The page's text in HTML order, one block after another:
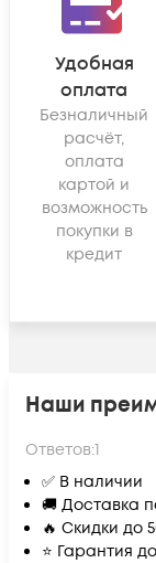
Удобная
оплата
Безналичный
расчёт,
оплата
картой и
возможность
покупки в
кредит
Наши
Ответов:1
✅ В наличии
🚚 Доставка
🔥 Скидки до
⭐ Гарантия